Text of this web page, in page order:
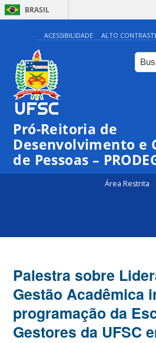
BRASIL
ACESSIBILIDADE ALTO
Pró-Reitoria de
Desenvolvimento e
de Pessoas –
Área Restrita
Palestra sobre
Gestão Acadêmica
programação da
Gestores da UFSC